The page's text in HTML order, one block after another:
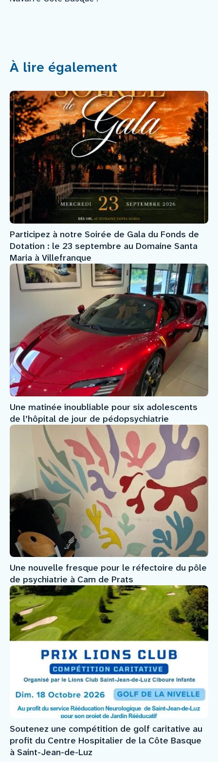
À lire également
Participez à notre Soirée de Gala du Fonds de
Dotation : le 23 septembre au Domaine Santa
Maria à Villefranque
Une matinée inoubliable pour six adolescents
de l’hôpital de jour de pédopsychiatrie
Une nouvelle fresque pour le réfectoire du pôle
de psychiatrie à Cam de Prats
Soutenez une compétition de golf caritative au
profit du Centre Hospitalier de la Côte Basque
à Saint-Jean-de-Luz